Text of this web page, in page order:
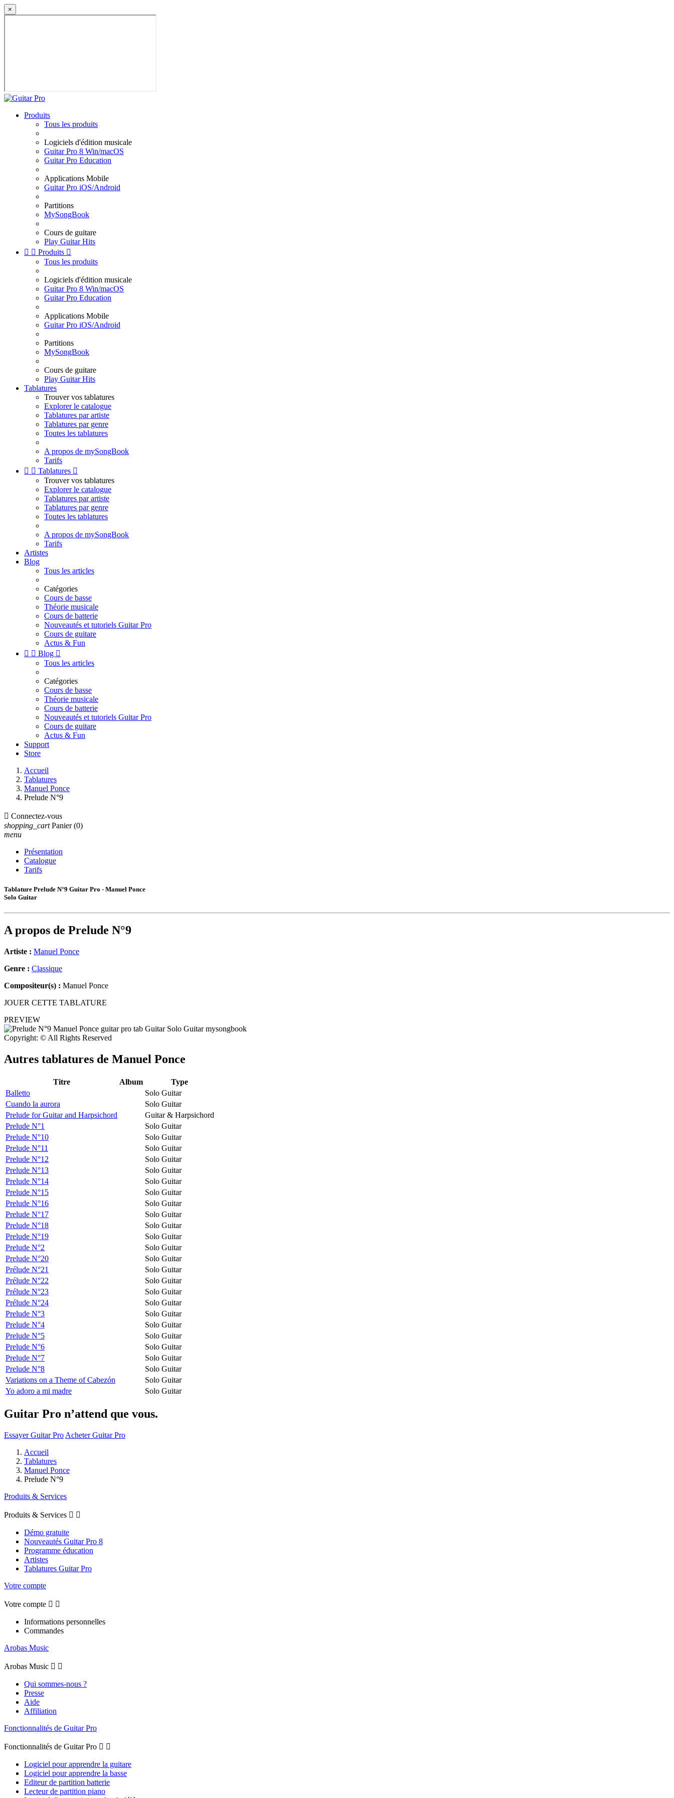
×
Produits
Tous les produits
Logiciels d'édition musicale
Guitar Pro 8 Win/macOS
Guitar Pro Education
Applications Mobile
Guitar Pro iOS/Android
Partitions
MySongBook
Cours de guitare
Play Guitar Hits
  Produits 
Tous les produits
Logiciels d'édition musicale
Guitar Pro 8 Win/macOS
Guitar Pro Education
Applications Mobile
Guitar Pro iOS/Android
Partitions
MySongBook
Cours de guitare
Play Guitar Hits
Tablatures
Trouver vos tablatures
Explorer le catalogue
Tablatures par artiste
Tablatures par genre
Toutes les tablatures
A propos de mySongBook
Tarifs
  Tablatures 
Trouver vos tablatures
Explorer le catalogue
Tablatures par artiste
Tablatures par genre
Toutes les tablatures
A propos de mySongBook
Tarifs
Artistes
Blog
Tous les articles
Catégories
Cours de basse
Théorie musicale
Cours de batterie
Nouveautés et tutoriels Guitar Pro
Cours de guitare
Actus & Fun
  Blog 
Tous les articles
Catégories
Cours de basse
Théorie musicale
Cours de batterie
Nouveautés et tutoriels Guitar Pro
Cours de guitare
Actus & Fun
Support
Store
Accueil
Tablatures
Manuel Ponce
Prelude N°9
 Connectez-vous
shopping_cart Panier (0)
menu
Présentation
Catalogue
Tarifs
Tablature Prelude N°9 Guitar Pro - Manuel Ponce
Solo Guitar
A propos de Prelude N°9
Artiste : Manuel Ponce
Genre : Classique
Compositeur(s) : Manuel Ponce
JOUER CETTE TABLATURE
PREVIEW
Copyright: © All Rights Reserved
Autres tablatures de Manuel Ponce
Titre Album
Type
Balletto
Solo Guitar
Cuando la aurora
Solo Guitar
Prelude for Guitar and Harpsichord
Guitar & Harpsichord
Prelude N°1
Solo Guitar
Prelude N°10
Solo Guitar
Prelude N°11
Solo Guitar
Prelude N°12
Solo Guitar
Prelude N°13
Solo Guitar
Prelude N°14
Solo Guitar
Prelude N°15
Solo Guitar
Prelude N°16
Solo Guitar
Prelude N°17
Solo Guitar
Prelude N°18
Solo Guitar
Prelude N°19
Solo Guitar
Prelude N°2
Solo Guitar
Prelude N°20
Solo Guitar
Prélude N°21
Solo Guitar
Prélude N°22
Solo Guitar
Prélude N°23
Solo Guitar
Prélude N°24
Solo Guitar
Prelude N°3
Solo Guitar
Prelude N°4
Solo Guitar
Prelude N°5
Solo Guitar
Prelude N°6
Solo Guitar
Prelude N°7
Solo Guitar
Prelude N°8
Solo Guitar
Variations on a Theme of Cabezón
Solo Guitar
Yo adoro a mi madre
Solo Guitar
Guitar Pro n’attend que vous.
Essayer Guitar Pro Acheter Guitar Pro
Accueil
Tablatures
Manuel Ponce
Prelude N°9
Produits & Services
Produits & Services  
Démo gratuite
Nouveautés Guitar Pro 8
Programme éducation
Artistes
Tablatures Guitar Pro
Votre compte
Votre compte  
Informations personnelles
Commandes
Arobas Music
Arobas Music  
Qui sommes-nous ?
Presse
Aide
Affiliation
Fonctionnalités de Guitar Pro
Fonctionnalités de Guitar Pro  
Logiciel pour apprendre la guitare
Logiciel pour apprendre la basse
Editeur de partition batterie
Lecteur de partition piano